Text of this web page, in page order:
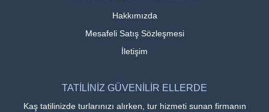
Hakkımızda
Mesafeli Satış Sözleşmesi
İletişim
TATİLİNİZ GÜVENİLİR ELLERDE
Kaş tatilinizde turlarınızı alırken, tur hizmeti sunan firmanın